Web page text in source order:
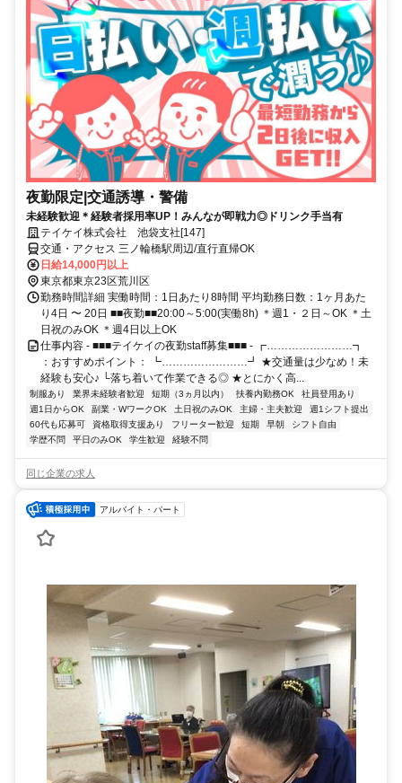
夜勤限定|交通誘導・警備
未経験歓迎＊経験者採用率UP！みんなが即戦力◎ドリンク手当有
テイケイ株式会社 池袋支社[147]
交通・アクセス 三ノ輪橋駅周辺/直行直帰OK
日給14,000円以上
東京都東京23区荒川区
勤務時間詳細 実働時間：1日あたり8時間 平均勤務日数：1ヶ月あた
り4日 〜 20日 ■■夜勤■■20:00～5:00(実働8h) ＊週1・２日～OK ＊土
日祝のみOK ＊週4日以上OK
仕事内容 - ■■■テイケイの夜勤staff募集■■■ - ┏……………………┓
：おすすめポイント： ┗……………………┛ ★交通量は少なめ！未
経験も安心♪ └落ち着いて作業できる◎ ★とにかく高...
制服あり 業界未経験者歓迎 短期（3ヵ月以内） 扶養内勤務OK
社員登用あり
週1日からOK
副業・WワークOK 土日祝のみOK 主婦・主夫歓迎
週1シフト提出
60代も応募可
資格取得支援あり フリーター歓迎 短期 早朝
シフト自由
学歴不問
平日のみOK 学生歓迎 経験不問
同じ企業の求人
アルバイト・パート